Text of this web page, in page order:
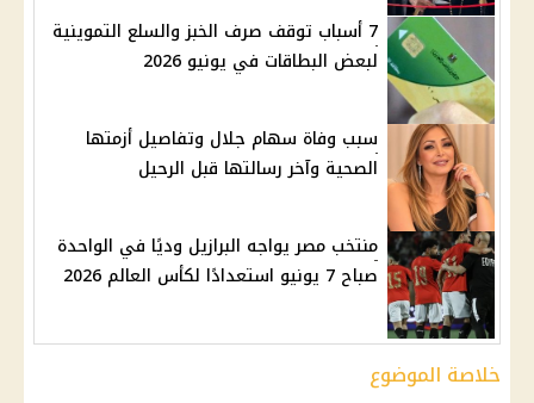
7 أسباب توقف صرف الخبز والسلع التموينية
لبعض البطاقات في يونيو 2026
سبب وفاة سهام جلال وتفاصيل أزمتها
الصحية وآخر رسالتها قبل الرحيل
منتخب مصر يواجه البرازيل وديًا في الواحدة
صباح 7 يونيو استعدادًا لكأس العالم 2026
خلاصة الموضوع